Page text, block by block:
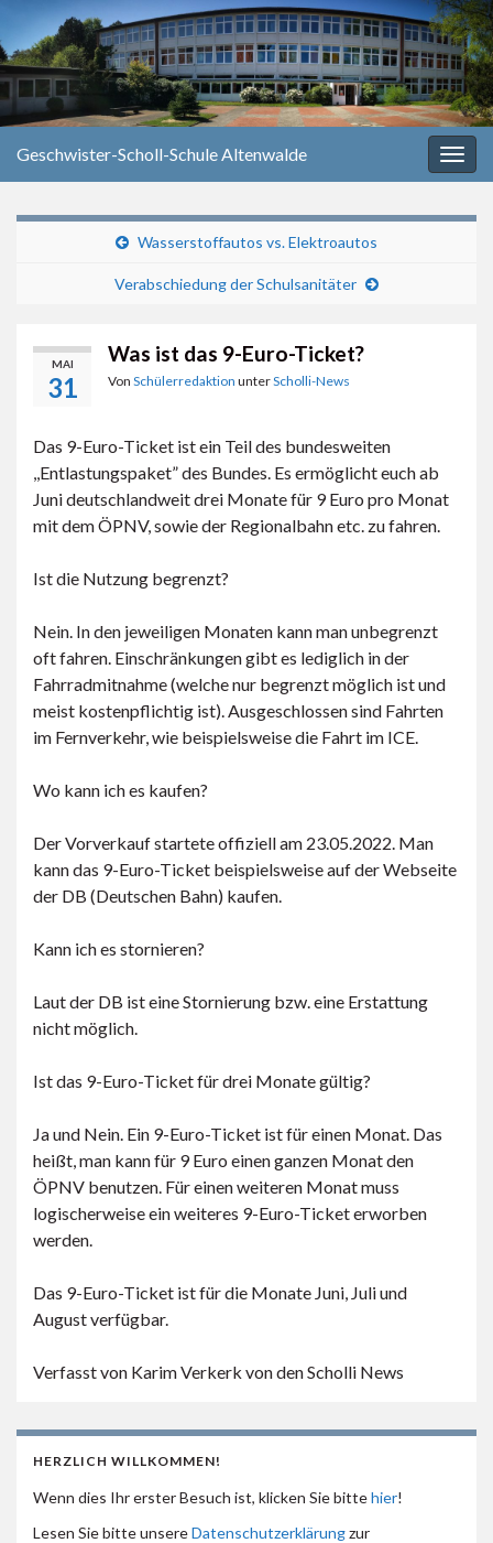
Geschwister-Scholl-Schule Altenwalde
Wasserstoffautos vs. Elektroautos
Verabschiedung der Schulsanitäter
MAI
31
Was ist das 9-Euro-Ticket?
Von Schülerredaktion unterScholli-News
Das 9-Euro-Ticket ist ein Teil des bundesweiten
,,Entlastungspaket” des Bundes. Es ermöglicht euch ab
Juni deutschlandweit drei Monate für 9 Euro pro Monat
mit dem ÖPNV, sowie der Regionalbahn etc. zu fahren.
Ist die Nutzung begrenzt?
Nein. In den jeweiligen Monaten kann man unbegrenzt
oft fahren. Einschränkungen gibt es lediglich in der
Fahrradmitnahme (welche nur begrenzt möglich ist und
meist kostenpflichtig ist). Ausgeschlossen sind Fahrten
im Fernverkehr, wie beispielsweise die Fahrt im ICE.
Wo kann ich es kaufen?
Der Vorverkauf startete offiziell am 23.05.2022. Man
kann das 9-Euro-Ticket beispielsweise auf der Webseite
der DB (Deutschen Bahn) kaufen.
Kann ich es stornieren?
Laut der DB ist eine Stornierung bzw. eine Erstattung
nicht möglich.
Ist das 9-Euro-Ticket für drei Monate gültig?
Ja und Nein. Ein 9-Euro-Ticket ist für einen Monat. Das
heißt, man kann für 9 Euro einen ganzen Monat den
ÖPNV benutzen. Für einen weiteren Monat muss
logischerweise ein weiteres 9-Euro-Ticket erworben
werden.
Das 9-Euro-Ticket ist für die Monate Juni, Juli und
August verfügbar.
Verfasst von Karim Verkerk von den Scholli News
HERZLICH WILLKOMMEN!
Wenn dies Ihr erster Besuch ist, klicken Sie bittehier!
Lesen Sie bitte unsereDatenschutzerklärungzur